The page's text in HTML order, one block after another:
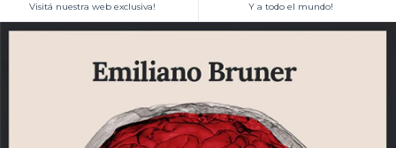
Visitá nuestra web exclusiva!
Y a todo el mundo!